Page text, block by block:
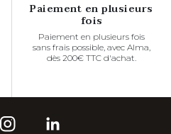
Paiement en plusieurs
fois
Paiement en plusieurs fois
sans frais possible, avec Alma,
dès 200€ TTC d'achat.